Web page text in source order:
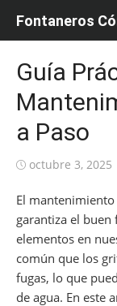
Fontaneros
Guía
a Paso
Publicada
octubre 3, 2025
El
garantiza el
elementos en
común que los
fugas, lo que
de agua. En este